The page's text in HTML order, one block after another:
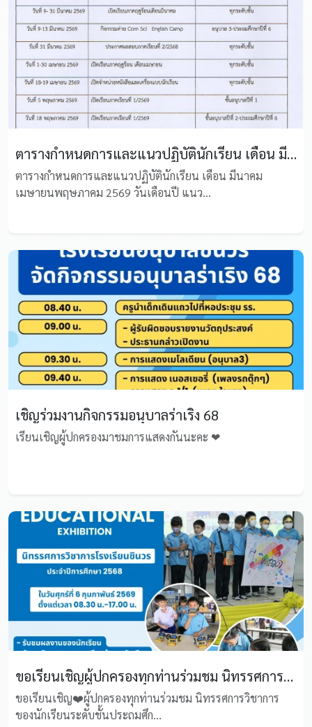
ตารางกำหนดการและแนวปฏิบัตินักเรียน เดือน มีนาคม-เมษายน-พฤษภาคม 2569
ตารางกำหนดการและแนวปฏิบัตินักเรียน เดือน มีนาคม
เมษายนพฤษภาคม 2569 วันเดือนปี แนว...
เชิญร่วมงานกิจกรรมอนุบาลร่าเริง 68
เรียนเชิญผู้ปกครองมาชมการแสดงกันนะคะ ❤
ขอเรียนเชิญผู้ปกครองทุกท่านร่วมชม นิทรรศการวิชาการของนักเรียนระดับชั้นประถมศึกษาปีที่ 1–6
ขอเรียนเชิญ❤️ผู้ปกครองทุกท่านร่วมชม นิทรรศการวิชาการ
ของนักเรียนระดับชั้นประถมศึก...